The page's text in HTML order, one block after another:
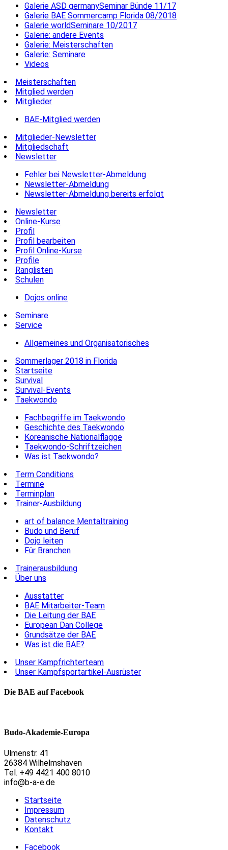
Galerie ASD germanySeminar Bünde 11/17
Galerie BAE Sommercamp Florida 08/2018
Galerie worldSeminare 10/2017
Galerie: andere Events
Galerie: Meisterschaften
Galerie: Seminare
Videos
Meisterschaften
Mitglied werden
Mitglieder
BAE-Mitglied werden
Mitglieder-Newsletter
Mitgliedschaft
Newsletter
Fehler bei Newsletter-Abmeldung
Newsletter-Abmeldung
Newsletter-Abmeldung bereits erfolgt
Newsletter
Online-Kurse
Profil
Profil bearbeiten
Profil Online-Kurse
Profile
Ranglisten
Schulen
Dojos online
Seminare
Service
Allgemeines und Organisatorisches
Sommerlager 2018 in Florida
Startseite
Survival
Survival-Events
Taekwondo
Fachbegriffe im Taekwondo
Geschichte des Taekwondo
Koreanische Nationalflagge
Taekwondo-Schriftzeichen
Was ist Taekwondo?
Term Conditions
Termine
Terminplan
Trainer-Ausbildung
art of balance Mentaltraining
Budo und Beruf
Dojo leiten
Für Branchen
Trainerausbildung
Über uns
Ausstatter
BAE Mitarbeiter-Team
Die Leitung der BAE
European Dan College
Grundsätze der BAE
Was ist die BAE?
Unser Kampfrichterteam
Unser Kampfsportartikel-Ausrüster
Die BAE auf Facebook
Budo-Akademie-Europa
Ulmenstr. 41
26384 Wilhelmshaven
Tel. +49 4421 400 8010
info@b-a-e.de
Startseite
Impressum
Datenschutz
Kontakt
Facebook